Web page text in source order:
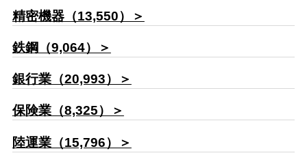
精密機器（13,550）＞
鉄鋼（9,064）＞
銀行業（20,993）＞
保険業（8,325）＞
陸運業（15,796）＞